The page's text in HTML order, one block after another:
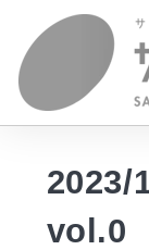
vol.0